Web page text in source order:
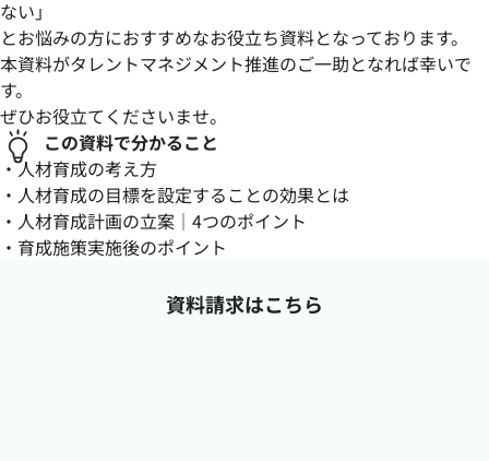
ない」
とお悩みの方におすすめなお役立ち資料となっております。
本資料がタレントマネジメント推進のご一助となれば幸いで
す。
ぜひお役立てくださいませ。
この資料で分かること
・人材育成の考え方
・人材育成の目標を設定することの効果とは
・人材育成計画の立案｜4つのポイント
・育成施策実施後のポイント
資料請求はこちら